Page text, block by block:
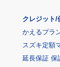
クレジット/
かえるプラ
スズキ定額
延長保証 保